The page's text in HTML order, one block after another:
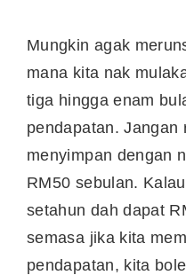
Mungkin agak
mana kita nak
tiga hingga enam
pendapatan. Jangan
menyimpan dengan
RM50 sebulan.
setahun dah dapat
semasa jika kita
pendapatan, kita